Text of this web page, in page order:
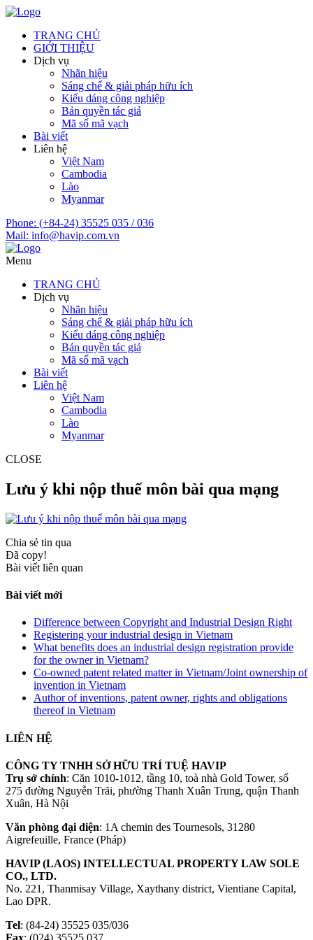
TRANG CHỦ
GIỚI THIỆU
Dịch vụ
Nhãn hiệu
Sáng chế & giải pháp hữu ích
Kiểu dáng công nghiệp
Bản quyền tác giả
Mã số mã vạch
Bài viết
Liên hệ
Việt Nam
Cambodia
Lào
Myanmar
Phone: (+84-24) 35525 035 / 036
Mail: info@havip.com.vn
Menu
TRANG CHỦ
Dịch vụ
Nhãn hiệu
Sáng chế & giải pháp hữu ích
Kiểu dáng công nghiệp
Bản quyền tác giả
Mã số mã vạch
Bài viết
Liên hệ
Việt Nam
Cambodia
Lào
Myanmar
CLOSE
Lưu ý khi nộp thuế môn bài qua mạng
Chia sẻ tin qua
Đã copy!
Bài viết liên quan
Bài viết mới
Difference between Copyright and Industrial Design Right
Registering your industrial design in Vietnam
What benefits does an industrial design registration provide
for the owner in Vietnam?
Co-owned patent related matter in Vietnam/Joint ownership of
invention in Vietnam
Author of inventions, patent owner, rights and obligations
thereof in Vietnam
LIÊN HỆ
CÔNG TY TNHH SỞ HỮU TRÍ TUỆ HAVIP
Trụ sở chính: Căn 1010-1012, tầng 10, toà nhà Gold Tower, số
275 đường Nguyễn Trãi, phường Thanh Xuân Trung, quận Thanh
Xuân, Hà Nội
Văn phòng đại diện: 1A chemin des Tournesols, 31280
Aigrefeuille, France (Pháp)
HAVIP (LAOS) INTELLECTUAL PROPERTY LAW SOLE
CO., LTD.
No. 221, Thanmisay Village, Xaythany district, Vientiane Capital,
Lao DPR.
Tel: (84-24) 35525 035/036
Fax: (024) 35525 037